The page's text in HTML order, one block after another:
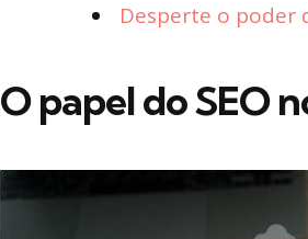
Desperte o poder
O papel do SEO